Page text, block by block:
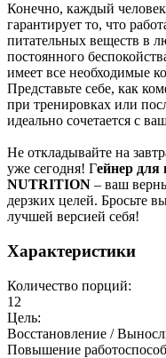
Конечно, каждый
гарантирует то, что
питательных веществ в
постоянного
имеет все необходимые
Представьте себе, как
при тренировках или
идеально сочетается с
Не откладывайте на
уже сегодня! Гейнер для
NUTRITION – ваш
дерзких целей. Бросьте
лучшей версией себя!
Характеристики
Количество порций:
12
Цель:
Восстановление /
Повышение